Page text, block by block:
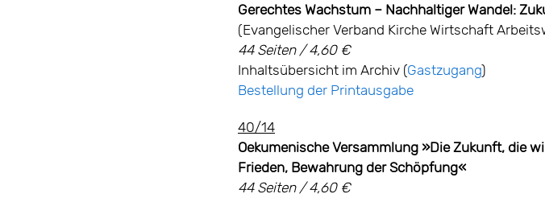
Gerechtes Wachstum – Nachhaltiger Wandel:
(Evangelischer Verband Kirche Wirtschaft
44 Seiten / 4,60 €
Inhaltsübersicht im Archiv (Gastzugang)
Bestellung der Printausgabe
40/14
Oekumenische Versammlung »Die Zukunft, die
Frieden, Bewahrung der Schöpfung«
44 Seiten / 4,60 €